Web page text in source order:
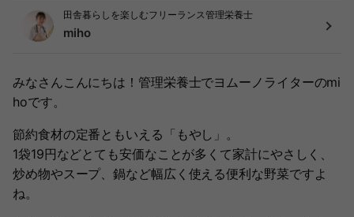
田舎暮らしを楽しむフリーランス管理栄養士
miho
みなさんこんにちは！管理栄養士でヨムーノライターのmi
hoです。
節約食材の定番ともいえる「もやし」。
1袋19円などとても安価なことが多くて家計にやさしく、
炒め物やスープ、鍋など幅広く使える便利な野菜ですよ
ね。